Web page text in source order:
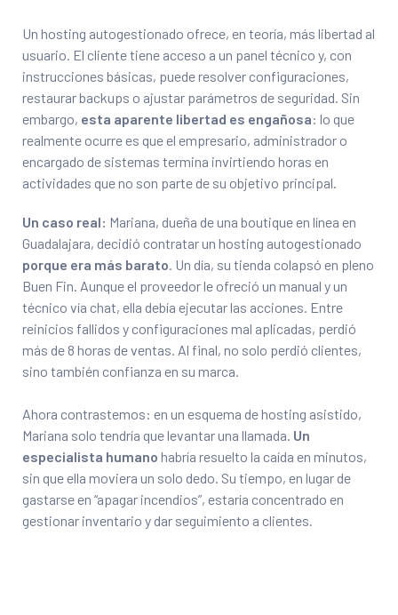
Un hosting autogestionado ofrece, en teoría, más libertad al
usuario. El cliente tiene acceso a un panel técnico y, con
instrucciones básicas, puede resolver configuraciones,
restaurar backups o ajustar parámetros de seguridad. Sin
embargo, esta aparente libertad es engañosa: lo que
realmente ocurre es que el empresario, administrador o
encargado de sistemas termina invirtiendo horas en
actividades que no son parte de su objetivo principal.
Un caso real: Mariana, dueña de una boutique en línea en
Guadalajara, decidió contratar un hosting autogestionado
porque era más barato. Un día, su tienda colapsó en pleno
Buen Fin. Aunque el proveedor le ofreció un manual y un
técnico vía chat, ella debía ejecutar las acciones. Entre
reinicios fallidos y configuraciones mal aplicadas, perdió
más de 8 horas de ventas. Al final, no solo perdió clientes,
sino también confianza en su marca.
Ahora contrastemos: en un esquema de hosting asistido,
Mariana solo tendría que levantar una llamada. Un
especialista humano habría resuelto la caída en minutos,
sin que ella moviera un solo dedo. Su tiempo, en lugar de
gastarse en “apagar incendios”, estaría concentrado en
gestionar inventario y dar seguimiento a clientes.